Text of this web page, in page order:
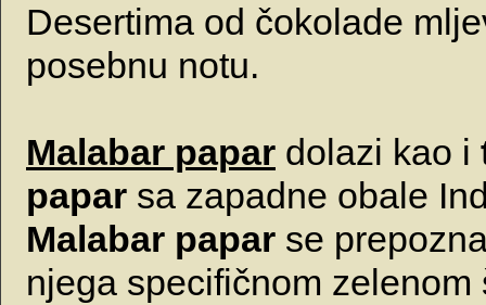
Desertima od čokolade
posebnu notu.
Malabar papar dolazi kao i
papar sa zapadne obale
Malabar papar se
njega specifičnom zelenom